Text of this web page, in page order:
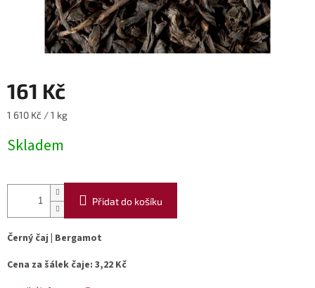
161 Kč
Měrná
1 610 Kč / 1 kg
Skladem
Přidat do košíku
Černý čaj | Bergamot
Cena za šálek čaje: 3,22 Kč